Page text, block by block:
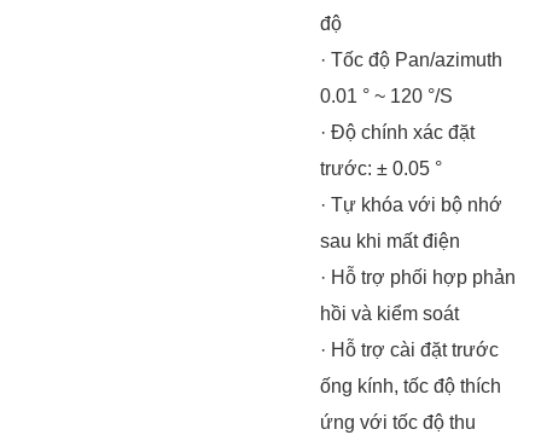
độ
· Tốc độ Pan/azimuth
0.01 ° ~ 120 °/S
· Độ chính xác đặt
trước: ± 0.05 °
· Tự khóa với bộ nhớ
sau khi mất điện
· Hỗ trợ phối hợp phản
hồi và kiểm soát
· Hỗ trợ cài đặt trước
ống kính, tốc độ thích
ứng với tốc độ thu